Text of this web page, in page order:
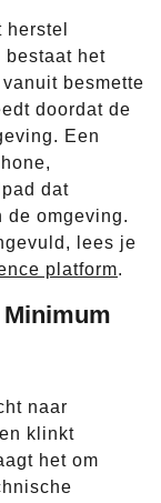
bestaat het
besmette
doordat de
Een
dat
de omgeving.
lees je
platform.
naar
klinkt
het om